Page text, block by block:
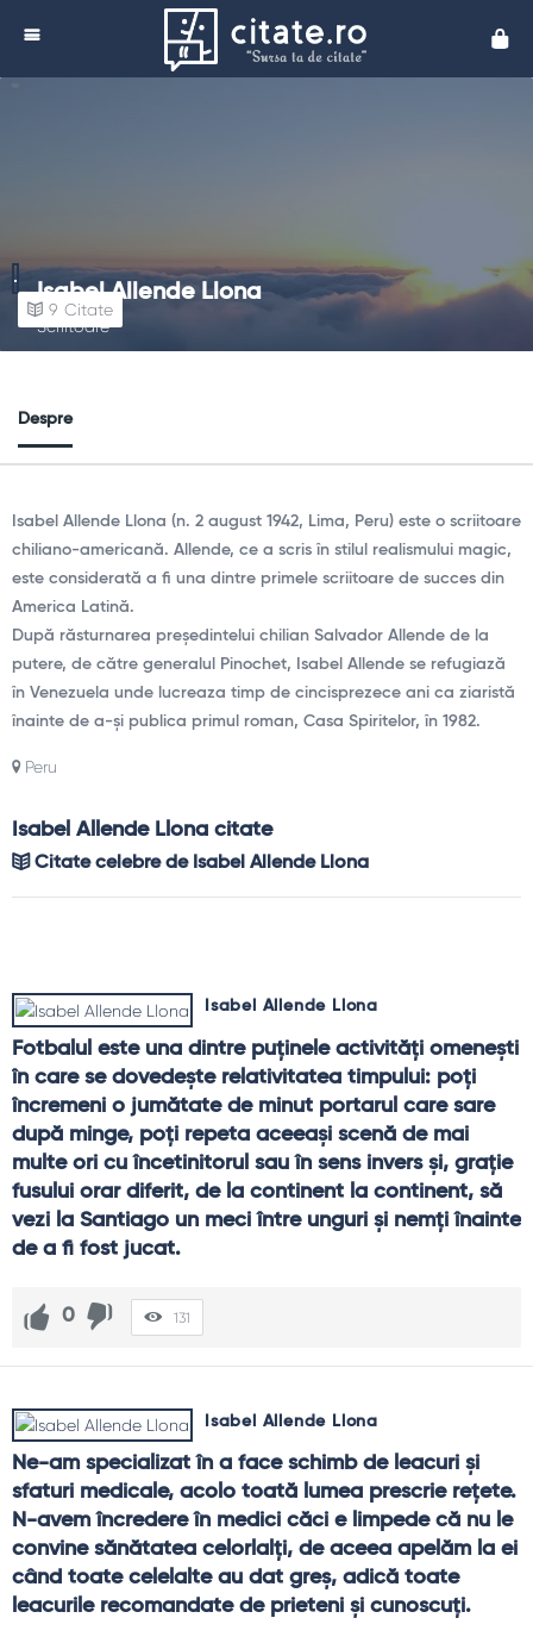
Isabel Allende Llona
Scriitoare
9 Citate
Despre
Isabel Allende Llona (n. 2 august 1942, Lima, Peru) este o scriitoare
chiliano-americană. Allende, ce a scris în stilul realismului magic,
este considerată a fi una dintre primele scriitoare de succes din
America Latină.
După răsturnarea președintelui chilian Salvador Allende de la
putere, de către generalul Pinochet, Isabel Allende se refugiază
în Venezuela unde lucreaza timp de cincisprezece ani ca ziaristă
înainte de a-și publica primul roman, Casa Spiritelor, în 1982.
Peru
Isabel Allende Llona citate
Citate celebre de Isabel Allende Llona
Isabel Allende Llona
Fotbalul este una dintre puţinele activităţi omeneşti
în care se dovedeşte relativitatea timpului: poţi
încremeni o jumătate de minut portarul care sare
după minge, poţi repeta aceeaşi scenă de mai
multe ori cu încetinitorul sau în sens invers şi, graţie
fusului orar diferit, de la continent la continent, să
vezi la Santiago un meci între unguri şi nemţi înainte
de a fi fost jucat.
0 131
Isabel Allende Llona
Ne-am specializat în a face schimb de leacuri şi
sfaturi medicale, acolo toată lumea prescrie reţete.
N-avem încredere în medici căci e limpede că nu le
convine sănătatea celorlalţi, de aceea apelăm la ei
când toate celelalte au dat greş, adică toate
leacurile recomandate de prieteni şi cunoscuţi.